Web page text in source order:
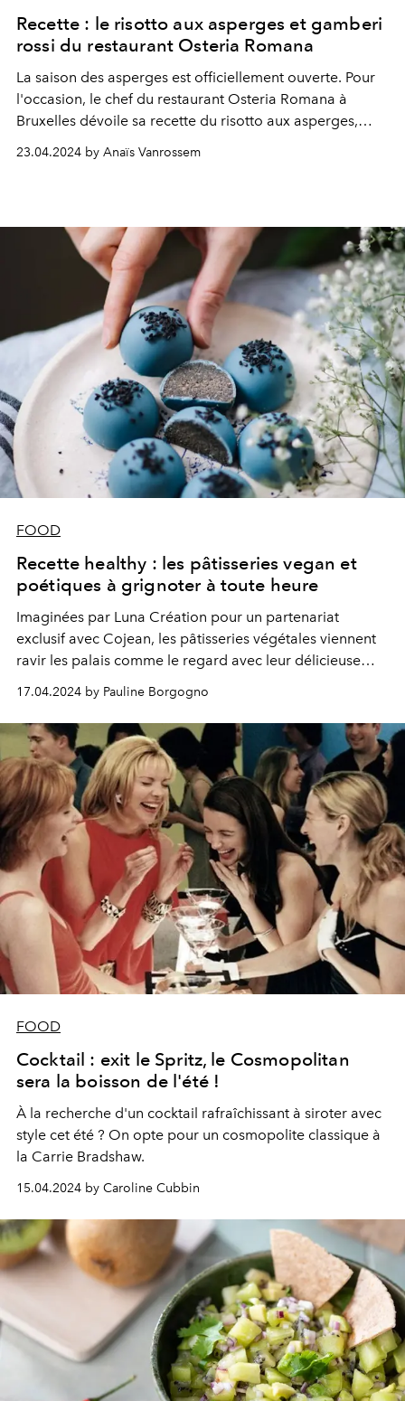
Recette : le risotto aux asperges et gamberi
rossi du restaurant Osteria Romana
La saison des asperges est officiellement ouverte. Pour
l'occasion, le chef du restaurant Osteria Romana à
Bruxelles dévoile sa recette du risotto aux asperges,
23.04.2024 by Anaïs Vanrossem
FOOD
Recette healthy : les pâtisseries vegan et
poétiques à grignoter à toute heure
Imaginées par Luna Création pour un partenariat
exclusif avec Cojean, les pâtisseries végétales viennent
ravir les palais comme le regard avec leur délicieuse
17.04.2024 by Pauline Borgogno
FOOD
Cocktail : exit le Spritz, le Cosmopolitan
sera la boisson de l'été !
À la recherche d'un cocktail rafraîchissant à siroter avec
style cet été ? On opte pour un cosmopolite classique à
la Carrie Bradshaw.
15.04.2024 by Caroline Cubbin